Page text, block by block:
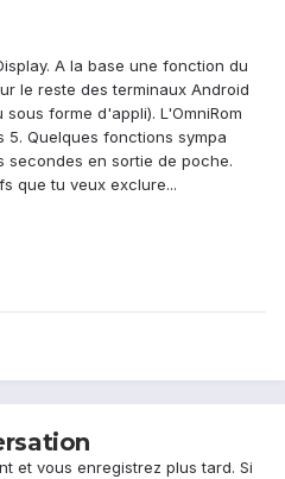
A la base une fonction du
le reste des terminaux Android
forme d'appli). L'OmniRom
Quelques fonctions sympa
secondes en sortie de poche.
que tu veux exclure...
et vous enregistrez plus tard. Si